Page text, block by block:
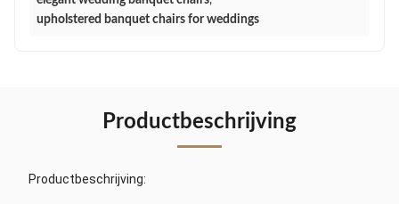
upholstered banquet chairs for weddings
Productbeschrijving
Productbeschrijving: